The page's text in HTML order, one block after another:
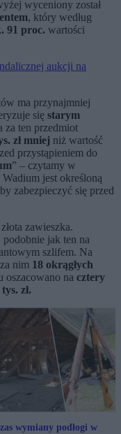
wyceniony został
, który według
91 proc. wartości
aukcji na
ma przynajmniej
się starym
za ten przedmiot
zł mniej niż wartość
przystąpieniem do
” – czytamy w
jest określoną
zabezpieczyć się przed
zawieszka.
jak ten na
szlifem. Na
nim 18 okrągłych
oszacowano na cztery
zł.
wymiany podłogi w